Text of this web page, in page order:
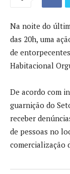
Na noite do
das 20h, uma
de
Habitacional
De acordo com
guarnição do
receber
de pessoas no
comercialização